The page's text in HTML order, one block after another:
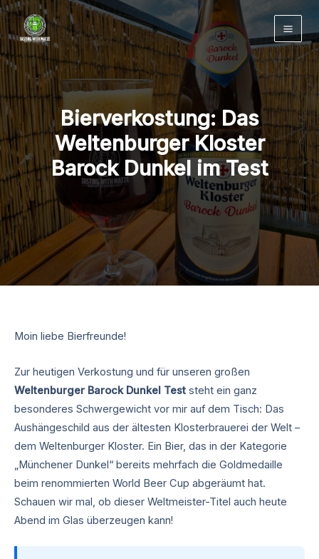
Zum
Inhalt
springen
Bierverkostung: Das
Weltenburger Kloster
Barock Dunkel im Test
Moin liebe Bierfreunde!
Zur heutigen Verkostung und für unseren großen
Weltenburger Barock Dunkel Test steht ein ganz
besonderes Schwergewicht vor mir auf dem Tisch: Das
Aushängeschild aus der ältesten Klosterbrauerei der Welt –
dem Weltenburger Kloster. Ein Bier, das in der Kategorie
„Münchener Dunkel“ bereits mehrfach die Goldmedaille
beim renommierten World Beer Cup abgeräumt hat.
Schauen wir mal, ob dieser Weltmeister-Titel auch heute
Abend im Glas überzeugen kann!